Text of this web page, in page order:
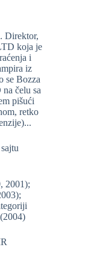
Direktor,
koja je
i
iz
se Bozza
čelu sa
pišući
retko
2001);